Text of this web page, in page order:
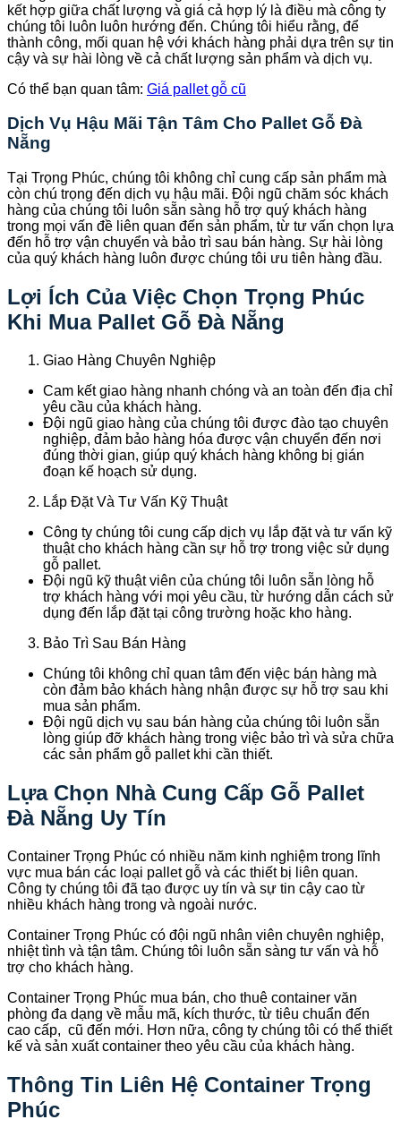
kết hợp giữa chất lượng và giá cả hợp lý là điều mà công ty
chúng tôi luôn luôn hướng đến. Chúng tôi hiểu rằng, để
thành công, mối quan hệ với khách hàng phải dựa trên sự tin
cậy và sự hài lòng về cả chất lượng sản phẩm và dịch vụ.
Có thể bạn quan tâm: Giá pallet gỗ cũ
Dịch Vụ Hậu Mãi Tận Tâm Cho Pallet Gỗ Đà
Nẵng
Tại Trọng Phúc, chúng tôi không chỉ cung cấp sản phẩm mà
còn chú trọng đến dịch vụ hậu mãi. Đội ngũ chăm sóc khách
hàng của chúng tôi luôn sẵn sàng hỗ trợ quý khách hàng
trong mọi vấn đề liên quan đến sản phẩm, từ tư vấn chọn lựa
đến hỗ trợ vận chuyển và bảo trì sau bán hàng. Sự hài lòng
của quý khách hàng luôn được chúng tôi ưu tiên hàng đầu.
Lợi Ích Của Việc Chọn Trọng Phúc
Khi Mua Pallet Gỗ Đà Nẵng
Giao Hàng Chuyên Nghiệp
Cam kết giao hàng nhanh chóng và an toàn đến địa chỉ
yêu cầu của khách hàng.
Đội ngũ giao hàng của chúng tôi được đào tạo chuyên
nghiệp, đảm bảo hàng hóa được vận chuyển đến nơi
đúng thời gian, giúp quý khách hàng không bị gián
đoạn kế hoạch sử dụng.
Lắp Đặt Và Tư Vấn Kỹ Thuật
Công ty chúng tôi cung cấp dịch vụ lắp đặt và tư vấn kỹ
thuật cho khách hàng cần sự hỗ trợ trong việc sử dụng
gỗ pallet.
Đội ngũ kỹ thuật viên của chúng tôi luôn sẵn lòng hỗ
trợ khách hàng với mọi yêu cầu, từ hướng dẫn cách sử
dụng đến lắp đặt tại công trường hoặc kho hàng.
Bảo Trì Sau Bán Hàng
Chúng tôi không chỉ quan tâm đến việc bán hàng mà
còn đảm bảo khách hàng nhận được sự hỗ trợ sau khi
mua sản phẩm.
Đội ngũ dịch vụ sau bán hàng của chúng tôi luôn sẵn
lòng giúp đỡ khách hàng trong việc bảo trì và sửa chữa
các sản phẩm gỗ pallet khi cần thiết.
Lựa Chọn Nhà Cung Cấp Gỗ Pallet
Đà Nẵng Uy Tín
Container Trọng Phúc có nhiều năm kinh nghiệm trong lĩnh
vực mua bán các loại pallet gỗ và các thiết bị liên quan.
Công ty chúng tôi đã tạo được uy tín và sự tin cậy cao từ
nhiều khách hàng trong và ngoài nước.
Container Trọng Phúc có đội ngũ nhân viên chuyên nghiệp,
nhiệt tình và tận tâm. Chúng tôi luôn sẵn sàng tư vấn và hỗ
trợ cho khách hàng.
Container Trọng Phúc mua bán, cho thuê container văn
phòng đa dạng về mẫu mã, kích thước, từ tiêu chuẩn đến
cao cấp, cũ đến mới. Hơn nữa, công ty chúng tôi có thể thiết
kế và sản xuất container theo yêu cầu của khách hàng.
Thông Tin Liên Hệ Container Trọng
Phúc